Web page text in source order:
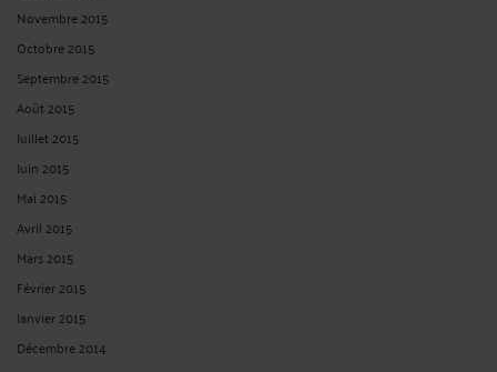
Novembre 2015
Octobre 2015
Septembre 2015
Août 2015
Juillet 2015
Juin 2015
Mai 2015
Avril 2015
Mars 2015
Février 2015
Janvier 2015
Décembre 2014